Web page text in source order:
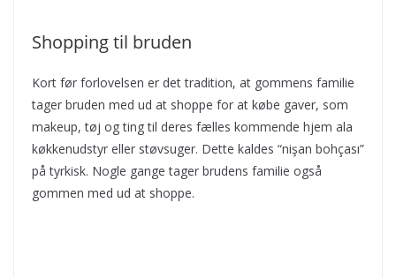
Shopping til bruden
Kort før forlovelsen er det tradition, at gommens familie
tager bruden med ud at shoppe for at købe gaver, som
makeup, tøj og ting til deres fælles kommende hjem ala
køkkenudstyr eller støvsuger. Dette kaldes “nişan bohçası”
på tyrkisk. Nogle gange tager brudens familie også
gommen med ud at shoppe.